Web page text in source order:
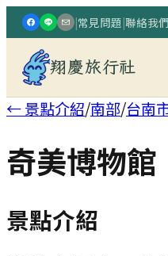
|常見問題|聯絡我們
翔慶旅行社
← 景點介紹/南部/台南
奇美博物館
景點介紹